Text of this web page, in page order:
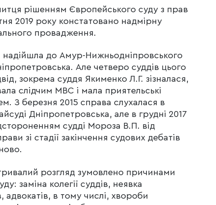
рішенням Європейського суду з прав
2019 року констатовано надмірну
провадження.
надійшла до Амур-Нижньодніпровського
Але четверо суддів цього
зокрема суддя Якименко Л.Г. зізналася,
слідчим МВС і мала приятельські
З березня 2015 справа слухалася в
Дніпропетровська, але в грудні 2017
судді Мороза В.П. від
зі стадії закінчення судових дебатів
розгляд зумовлено причинами
заміна колегії суддів, неявка
адвокатів, в тому числі, хвороби